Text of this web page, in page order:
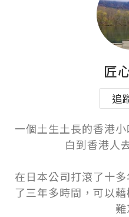
匠
追
一個土生土長的香港
白到香港人
在日本公司打滾了十
了三年多時間，可以
難